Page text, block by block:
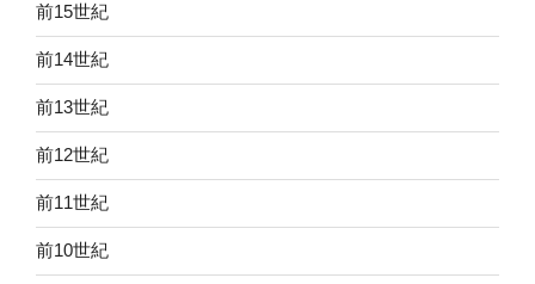
前15世紀
前14世紀
前13世紀
前12世紀
前11世紀
前10世紀